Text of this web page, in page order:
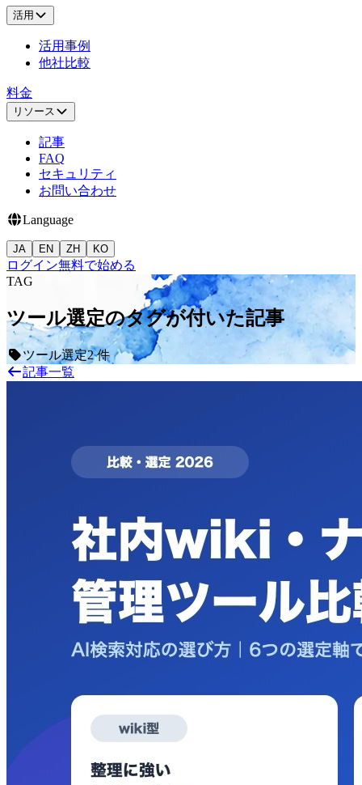
活用
活用事例
他社比較
料金
リソース
記事
FAQ
セキュリティ
お問い合わせ
Language
JA EN ZH KO
ログイン無料で始める
TAG
ツール選定のタグが付いた記事
ツール選定2 件
記事一覧